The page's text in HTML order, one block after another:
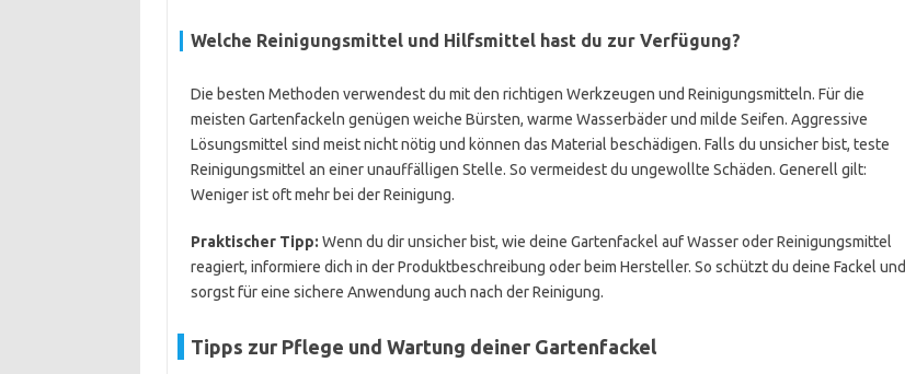
Welche Reinigungsmittel und Hilfsmittel hast du zur Verfügung?
Die besten Methoden verwendest du mit den richtigen Werkzeugen und Reinigungsmitteln. Für die
meisten Gartenfackeln genügen weiche Bürsten, warme Wasserbäder und milde Seifen. Aggressive
Lösungsmittel sind meist nicht nötig und können das Material beschädigen. Falls du unsicher bist, teste
Reinigungsmittel an einer unauffälligen Stelle. So vermeidest du ungewollte Schäden. Generell gilt:
Weniger ist oft mehr bei der Reinigung.
Praktischer Tipp: Wenn du dir unsicher bist, wie deine Gartenfackel auf Wasser oder Reinigungsmittel
reagiert, informiere dich in der Produktbeschreibung oder beim Hersteller. So schützt du deine Fackel und
sorgst für eine sichere Anwendung auch nach der Reinigung.
Tipps zur Pflege und Wartung deiner Gartenfackel